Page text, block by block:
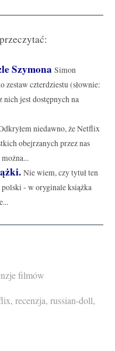
Szymona Simon
zestaw czterdziestu (słownie:
jest dostępnych na
niedawno, że Netflix
obejrzanych przez nas
Nie wiem, czy tytuł ten
- w oryginale książka
filmów
, recenzja, russian-doll,